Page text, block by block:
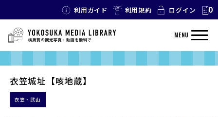
利用ガイド 利用規約 ログイン 0
MENU
衣笠城址【咳地蔵】
衣笠・武山